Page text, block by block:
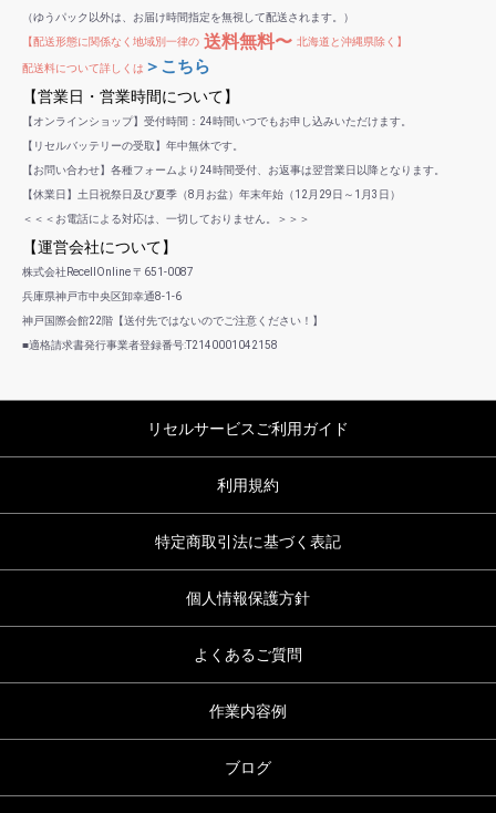
（ゆうパック以外は、お届け時間指定を無視して配送されます。）
【配送形態に関係なく地域別一律の 送料無料〜 北海道と沖縄県除く】
配送料について詳しくは ＞こちら
【営業日・営業時間について】
【オンラインショップ】受付時間：24時間いつでもお申し込みいただけます。
【リセルバッテリーの受取】年中無休です。
【お問い合わせ】各種フォームより24時間受付、お返事は翌営業日以降となります。
【休業日】土日祝祭日及び夏季（8月お盆）年末年始（12月29日～1月3日）
＜＜＜お電話による対応は、一切しておりません。＞＞＞
【運営会社について】
株式会社RecellOnline 〒651-0087
兵庫県神戸市中央区卸幸通8-1-6
神戸国際会館22階【送付先ではないのでご注意ください！】
■適格請求書発行事業者登録番号:T2140001042158
リセルサービスご利用ガイド
利用規約
特定商取引法に基づく表記
個人情報保護方針
よくあるご質問
作業内容例
ブログ